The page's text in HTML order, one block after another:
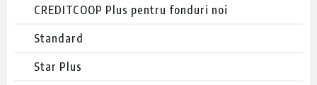
CREDITCOOP Plus pentru fonduri noi
Standard
Star Plus